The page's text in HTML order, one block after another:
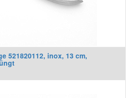
521820112, inox, 13 cm,